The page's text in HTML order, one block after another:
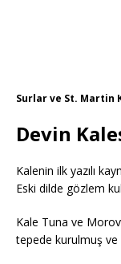
Surlar ve St. Martin
Devin
Kalenin ilk yazılı
Eski dilde gözlem
Kale Tuna ve
tepede kurulmuş